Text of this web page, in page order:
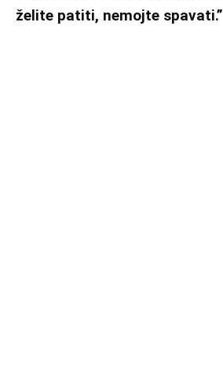
želite patiti, nemojte spavati.”